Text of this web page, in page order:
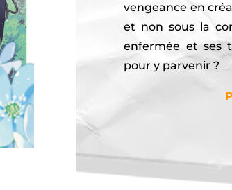
vengeance en
et non sous la
enfermée et ses
pour y parvenir ?